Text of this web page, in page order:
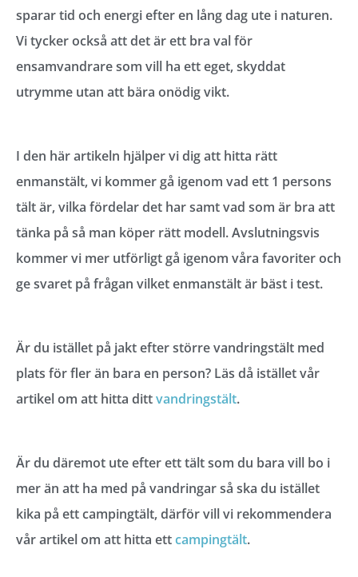
sparar tid och energi efter en lång dag ute i naturen.
Vi tycker också att det är ett bra val för
ensamvandrare som vill ha ett eget, skyddat
utrymme utan att bära onödig vikt.
I den här artikeln hjälper vi dig att hitta rätt
enmanstält, vi kommer gå igenom vad ett 1 persons
tält är, vilka fördelar det har samt vad som är bra att
tänka på så man köper rätt modell. Avslutningsvis
kommer vi mer utförligt gå igenom våra favoriter och
ge svaret på frågan vilket enmanstält är bäst i test.
Är du istället på jakt efter större vandringstält med
plats för fler än bara en person? Läs då istället vår
artikel om att hitta dittvandringstält.
Är du däremot ute efter ett tält som du bara vill bo i
mer än att ha med på vandringar så ska du istället
kika på ett campingtält, därför vill vi rekommendera
vår artikel om att hitta ettcampingtält.